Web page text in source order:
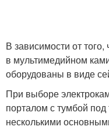
В зависимости от
в мультимедийном
оборудованы в виде
При выборе
порталом с тумбой
несколькими